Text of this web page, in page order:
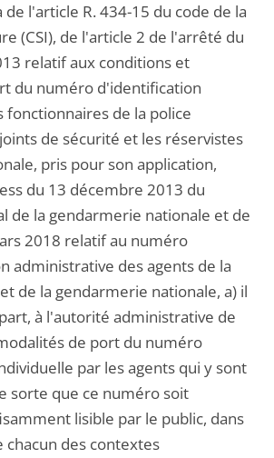
l'article R. 434-15 du code de la
(CSI), de l'article 2 de l'arrêté du
relatif aux conditions et
du numéro d'identification
fonctionnaires de la police
de sécurité et les réservistes
pris pour son application,
du 13 décembre 2013 du
de la gendarmerie nationale et de
2018 relatif au numéro
administrative des agents de la
de la gendarmerie nationale, a) il
à l'autorité administrative de
de port du numéro
par les agents qui y sont
sorte que ce numéro soit
lisible par le public, dans
chacun des contextes